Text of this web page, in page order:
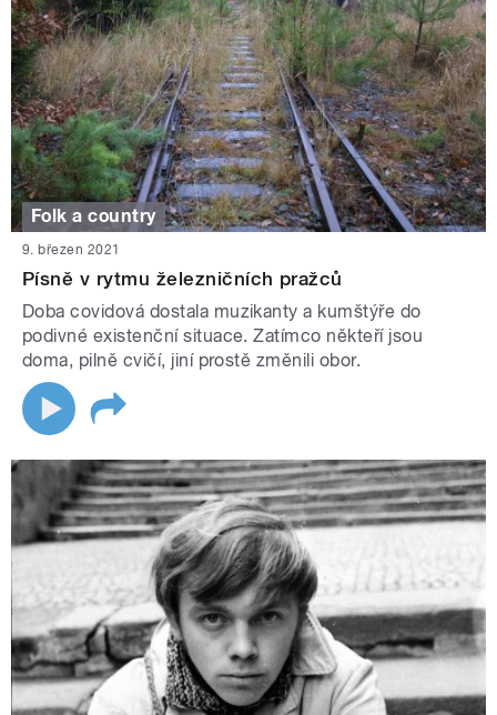
Folk a country
9. březen 2021
Písně v rytmu železničních pražců
Doba covidová dostala muzikanty a kumštýře do
podivné existenční situace. Zatímco někteří jsou
doma, pilně cvičí, jiní prostě změnili obor.